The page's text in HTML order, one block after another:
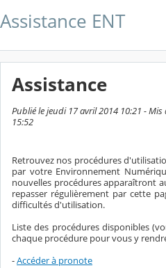
Assistance ENT
Assistance
Publié le jeudi 17 avril 2014 10:21 -
15:52
Retrouvez nos procédures
par votre Environnement
nouvelles procédures apparaîtront
repasser régulièrement par cette
difficultés d'utilisation.
Liste des procédures disponibles
chaque procédure pour vous y
-Accéder à pronote